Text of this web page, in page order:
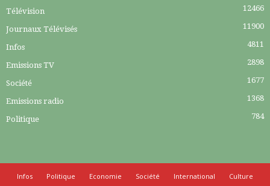
Télévision 12466
Journaux Télévisés 11900
Infos 4811
Emissions TV 2898
Société 1677
Emissions radio 1368
Politique 784
Infos Politique Economie Société International
Culture